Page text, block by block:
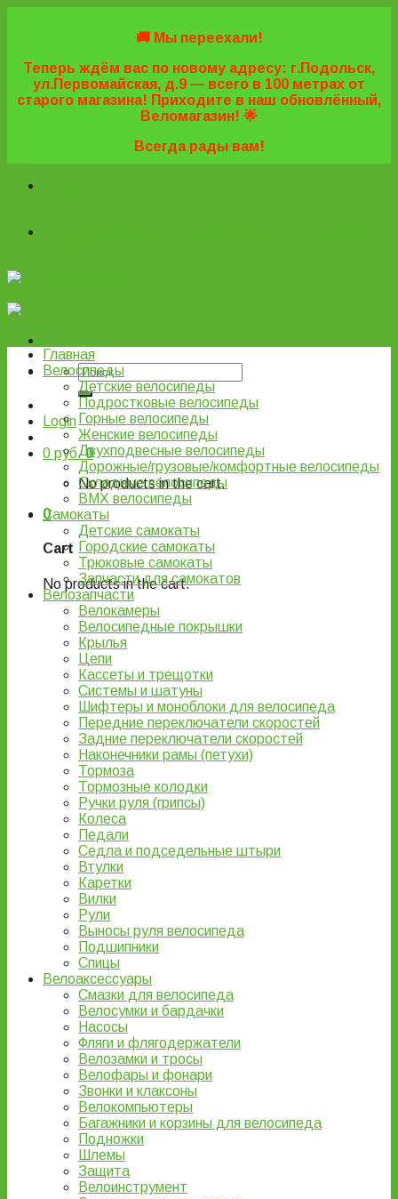
🚚 Мы переехали!
Теперь ждём вас по новому адресу: г.Подольск,
ул.Первомайская, д.9 — всего в 100 метрах от
старого магазина! Приходите в наш обновлённый,
Веломагазин! 🌟
Всегда рады вам!
Login
0 руб. 0
No products in the cart.
0
Cart
No products in the cart.
Главная
Велосипеды
Детские велосипеды
Подростковые велосипеды
Горные велосипеды
Женские велосипеды
Двухподвесные велосипеды
Дорожные/грузовые/комфортные велосипеды
Складные велосипеды
BMX велосипеды
Самокаты
Детские самокаты
Городские самокаты
Трюковые самокаты
Запчасти для самокатов
Велозапчасти
Велокамеры
Велосипедные покрышки
Крылья
Цепи
Кассеты и трещотки
Системы и шатуны
Шифтеры и моноблоки для велосипеда
Передние переключатели скоростей
Задние переключатели скоростей
Наконечники рамы (петухи)
Тормоза
Тормозные колодки
Ручки руля (грипсы)
Колеса
Педали
Седла и подседельные штыри
Втулки
Каретки
Вилки
Рули
Выносы руля велосипеда
Подшипники
Спицы
Велоаксессуары
Смазки для велосипеда
Велосумки и бардачки
Насосы
Фляги и флягодержатели
Велозамки и тросы
Велофары и фонари
Звонки и клаксоны
Велокомпьютеры
Багажники и корзины для велосипеда
Подножки
Шлемы
Защита
Велоинструмент